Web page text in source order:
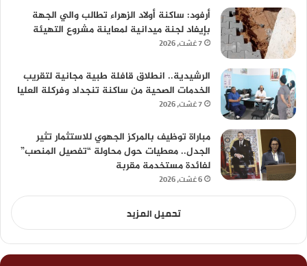
أرفود: ساكنة أولاد الزهراء تطالب والي الجهة
بإيفاد لجنة ميدانية لمعاينة مشروع التهيئة
7 غشت، 2026
الرشيدية.. انطلاق قافلة طبية مجانية لتقريب
الخدمات الصحية من ساكنة تنجداد وفركلة العليا
7 غشت، 2026
مباراة توظيف بالمركز الجهوي للاستثمار تثير
الجدل.. معطيات حول محاولة “تفصيل المنصب”
لفائدة مستخدمة مقربة
6 غشت، 2026
تحميل المزيد